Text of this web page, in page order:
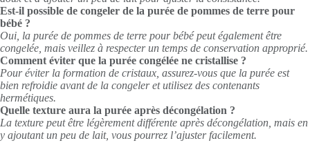
Est-il possible de congeler de la purée de pommes de terre pour
bébé ?
Oui, la purée de pommes de terre pour bébé peut également être
congelée, mais veillez à respecter un temps de conservation approprié.
Comment éviter que la purée congélée ne cristallise ?
Pour éviter la formation de cristaux, assurez-vous que la purée est
bien refroidie avant de la congeler et utilisez des contenants
hermétiques.
Quelle texture aura la purée après décongélation ?
La texture peut être légèrement différente après décongélation, mais en
y ajoutant un peu de lait, vous pourrez l’ajuster facilement.